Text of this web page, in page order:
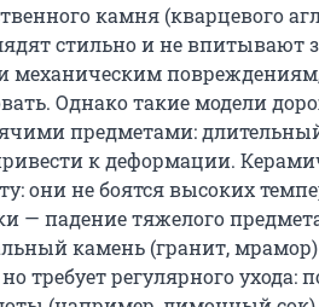
камня (кварцевого
стильно и не впитывают
механическим
Однако такие модели
предметами:
к деформации.
они не боятся высоких
— падение тяжелого
камень (гранит, мрамор)
требует регулярного ухода: